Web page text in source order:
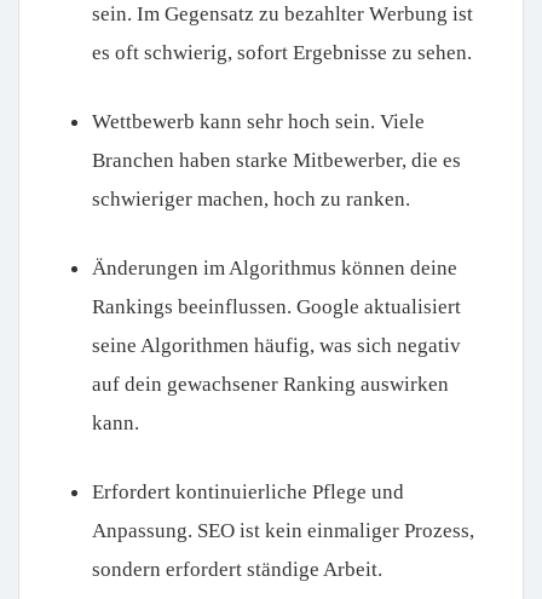
sein. Im Gegensatz zu bezahlter Werbung ist
es oft schwierig, sofort Ergebnisse zu sehen.
Wettbewerb kann sehr hoch sein. Viele
Branchen haben starke Mitbewerber, die es
schwieriger machen, hoch zu ranken.
Änderungen im Algorithmus können deine
Rankings beeinflussen. Google aktualisiert
seine Algorithmen häufig, was sich negativ
auf dein gewachsener Ranking auswirken
kann.
Erfordert kontinuierliche Pflege und
Anpassung. SEO ist kein einmaliger Prozess,
sondern erfordert ständige Arbeit.